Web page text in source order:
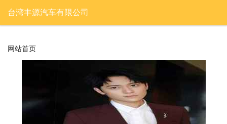
台湾丰源汽车有限公司
网站首页